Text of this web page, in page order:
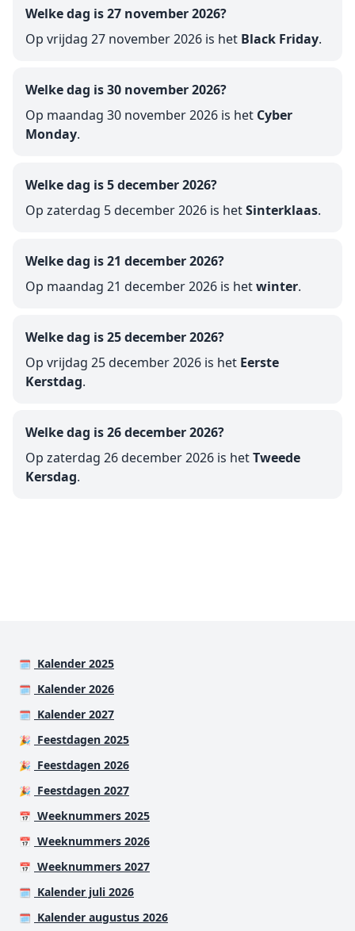
Welke dag is 27 november 2026?
Op vrijdag 27 november 2026 is het Black Friday.
Welke dag is 30 november 2026?
Op maandag 30 november 2026 is het Cyber
Monday.
Welke dag is 5 december 2026?
Op zaterdag 5 december 2026 is hetSinterklaas.
Welke dag is 21 december 2026?
Op maandag 21 december 2026 is hetwinter.
Welke dag is 25 december 2026?
Op vrijdag 25 december 2026 is het Eerste
Kerstdag.
Welke dag is 26 december 2026?
Op zaterdag 26 december 2026 is hetTweede
Kersdag.
🗓️ Kalender 2025
🗓️ Kalender 2026
🗓️ Kalender 2027
🎉 Feestdagen 2025
🎉 Feestdagen 2026
🎉 Feestdagen 2027
📅 Weeknummers 2025
📅 Weeknummers 2026
📅 Weeknummers 2027
🗓️ Kalender juli 2026
🗓️ Kalender augustus 2026